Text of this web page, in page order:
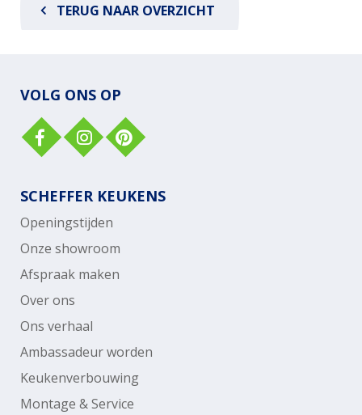
TERUG NAAR OVERZICHT
VOLG ONS OP
SCHEFFER KEUKENS
Openingstijden
Onze showroom
Afspraak maken
Over ons
Ons verhaal
Ambassadeur worden
Keukenverbouwing
Montage & Service